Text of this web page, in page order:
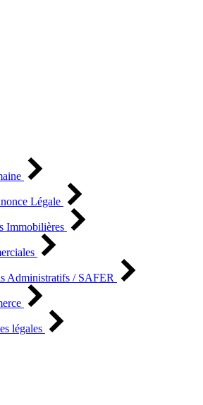
Légale
Immobilières
Administratifs / SAFER
légales